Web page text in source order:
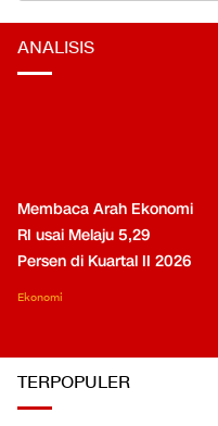
ANALISIS
Membaca Arah Ekonomi
RI usai Melaju 5,29
Persen di Kuartal II 2026
Ekonomi
TERPOPULER